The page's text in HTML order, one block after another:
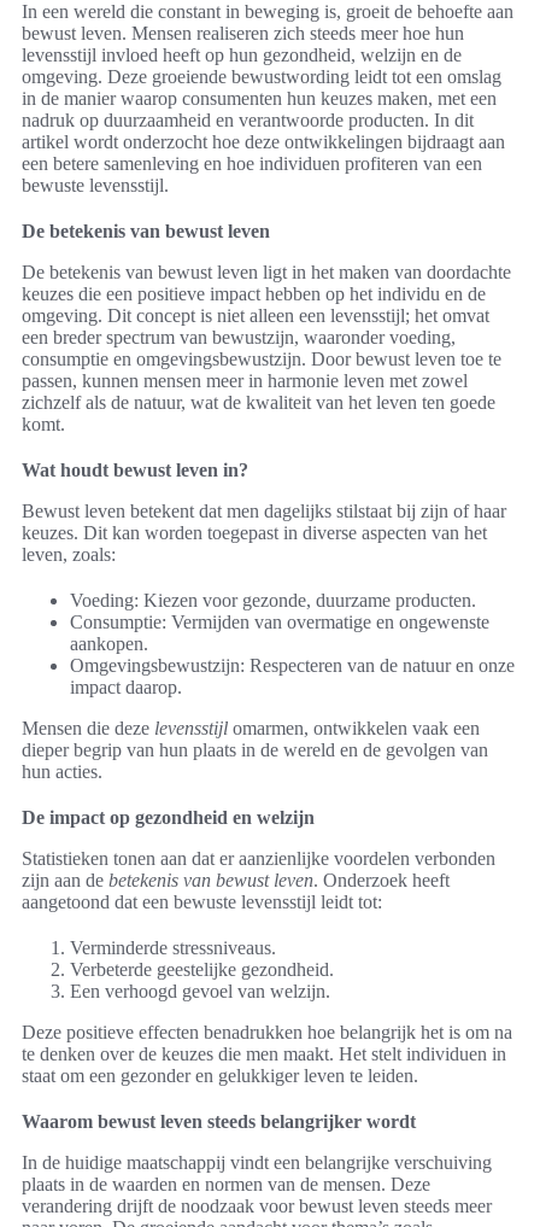
In een wereld die constant in beweging is, groeit de behoefte aan
bewust leven. Mensen realiseren zich steeds meer hoe hun
levensstijl invloed heeft op hun gezondheid, welzijn en de
omgeving. Deze groeiende bewustwording leidt tot een omslag
in de manier waarop consumenten hun keuzes maken, met een
nadruk op duurzaamheid en verantwoorde producten. In dit
artikel wordt onderzocht hoe deze ontwikkelingen bijdraagt aan
een betere samenleving en hoe individuen profiteren van een
bewuste levensstijl.
De betekenis van bewust leven
De betekenis van bewust leven ligt in het maken van doordachte
keuzes die een positieve impact hebben op het individu en de
omgeving. Dit concept is niet alleen een levensstijl; het omvat
een breder spectrum van bewustzijn, waaronder voeding,
consumptie en omgevingsbewustzijn. Door bewust leven toe te
passen, kunnen mensen meer in harmonie leven met zowel
zichzelf als de natuur, wat de kwaliteit van het leven ten goede
komt.
Wat houdt bewust leven in?
Bewust leven betekent dat men dagelijks stilstaat bij zijn of haar
keuzes. Dit kan worden toegepast in diverse aspecten van het
leven, zoals:
Voeding: Kiezen voor gezonde, duurzame producten.
Consumptie: Vermijden van overmatige en ongewenste
aankopen.
Omgevingsbewustzijn: Respecteren van de natuur en onze
impact daarop.
Mensen die deze levensstijl omarmen, ontwikkelen vaak een
dieper begrip van hun plaats in de wereld en de gevolgen van
hun acties.
De impact op gezondheid en welzijn
Statistieken tonen aan dat er aanzienlijke voordelen verbonden
zijn aan de betekenis van bewust leven. Onderzoek heeft
aangetoond dat een bewuste levensstijl leidt tot:
Verminderde stressniveaus.
Verbeterde geestelijke gezondheid.
Een verhoogd gevoel van welzijn.
Deze positieve effecten benadrukken hoe belangrijk het is om na
te denken over de keuzes die men maakt. Het stelt individuen in
staat om een gezonder en gelukkiger leven te leiden.
Waarom bewust leven steeds belangrijker wordt
In de huidige maatschappij vindt een belangrijke verschuiving
plaats in de waarden en normen van de mensen. Deze
verandering drijft de noodzaak voor bewust leven steeds meer